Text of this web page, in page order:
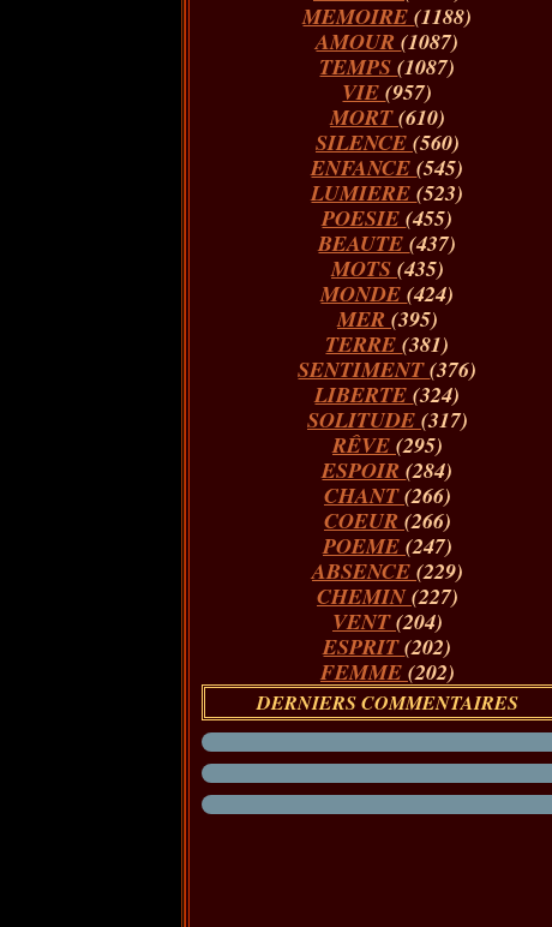
MEMOIRE(1188)
AMOUR(1087)
TEMPS(1087)
VIE(957)
MORT(610)
SILENCE (560)
ENFANCE(545)
LUMIERE(523)
POESIE(455)
BEAUTE(437)
MOTS (435)
MONDE(424)
MER (395)
TERRE(381)
SENTIMENT(376)
LIBERTE(324)
SOLITUDE (317)
RÊVE (295)
ESPOIR(284)
CHANT(266)
COEUR (266)
POEME (247)
ABSENCE (229)
CHEMIN(227)
VENT(204)
ESPRIT(202)
FEMME (202)
DERNIERS COMMENTAIRES